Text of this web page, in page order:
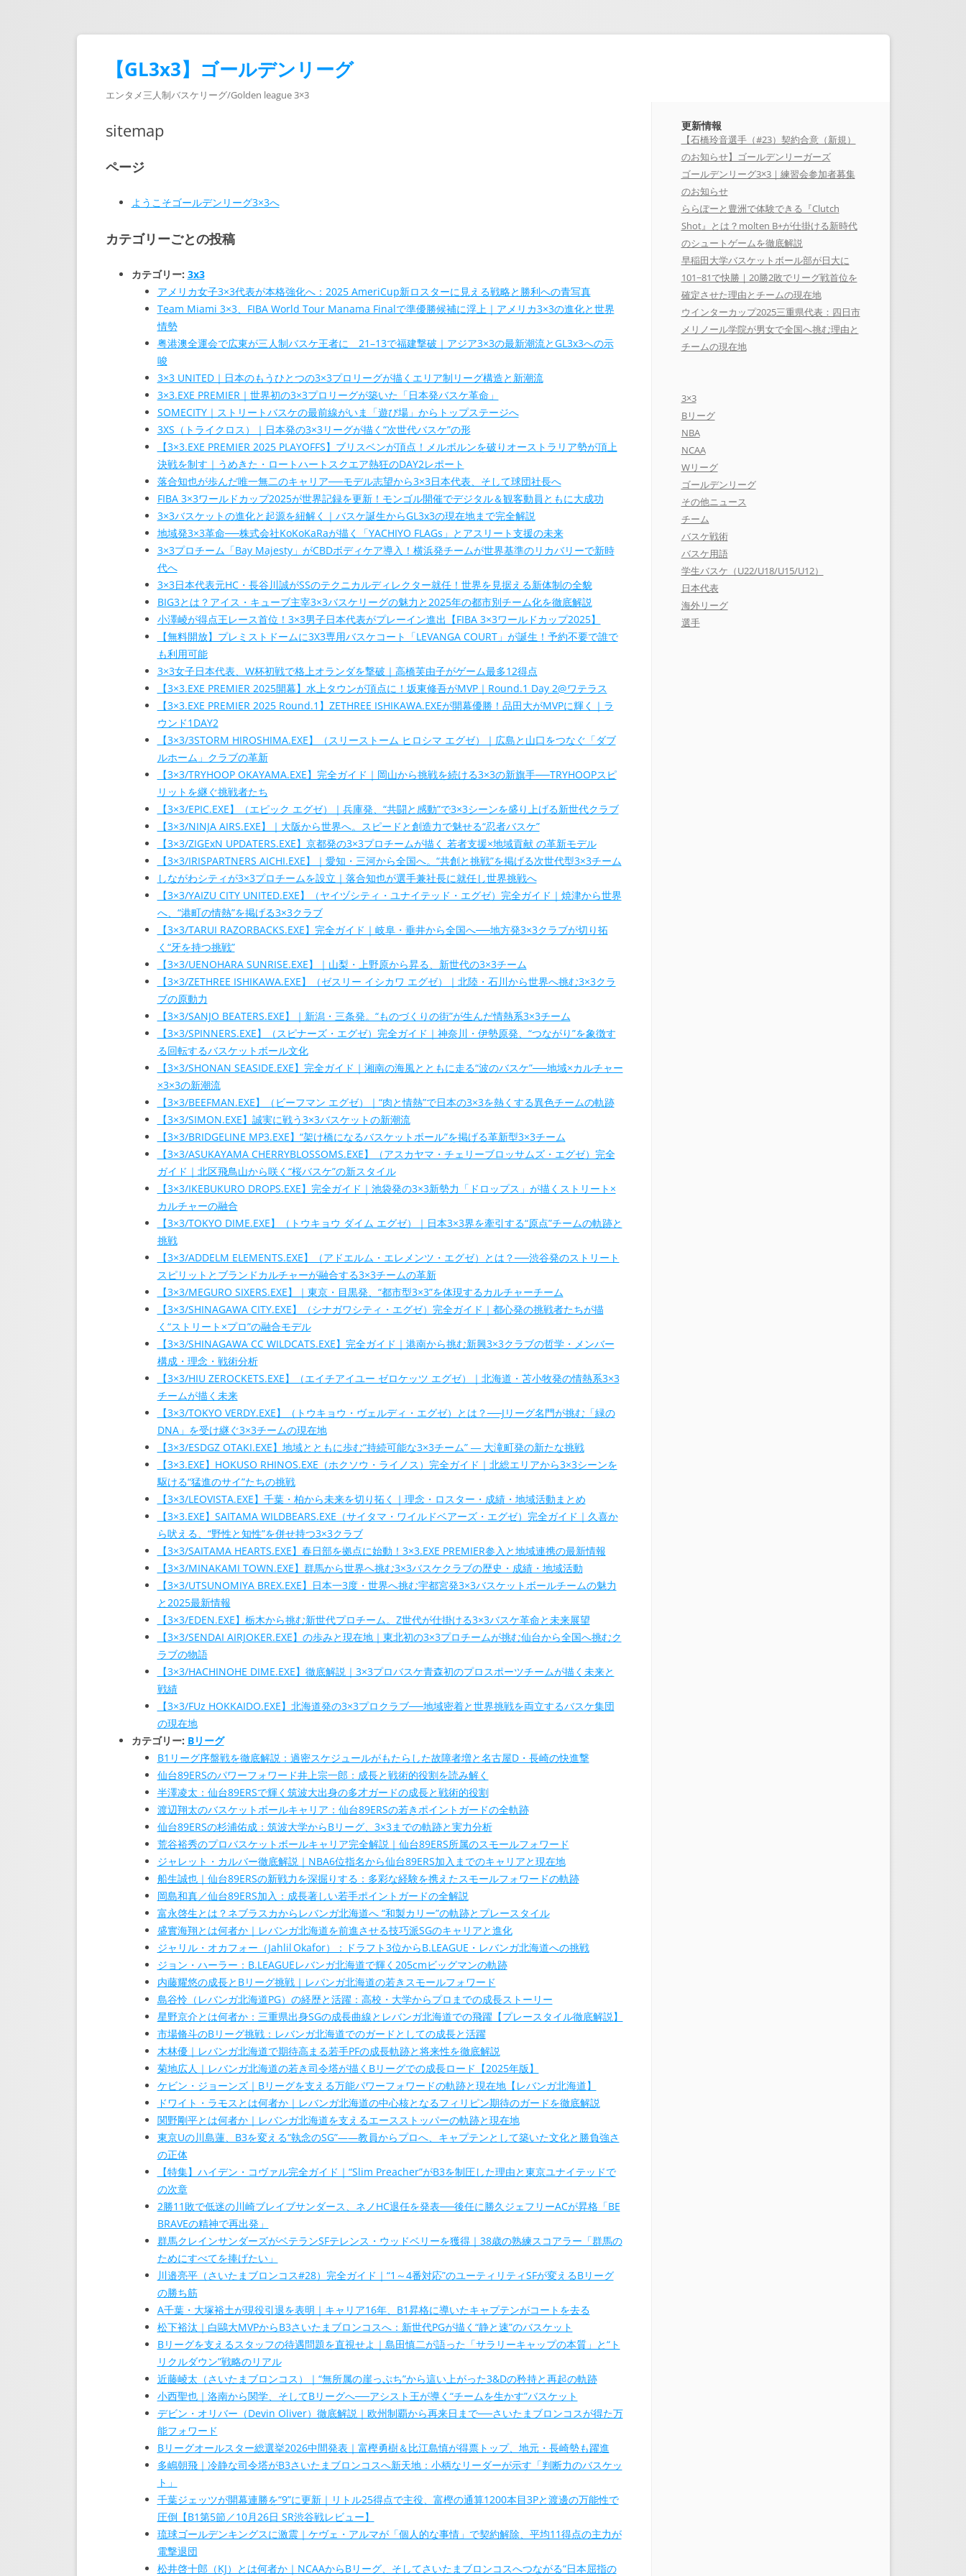
【GL3x3】ゴールデンリーグ
エンタメ三人制バスケリーグ/Golden league 3×3
sitemap
ページ
ようこそゴールデンリーグ3×3へ
カテゴリーごとの投稿
カテゴリー: 3x3
アメリカ女子3×3代表が本格強化へ：2025 AmeriCup新ロスターに見える戦略と勝利への青写真
Team Miami 3×3、FIBA World Tour Manama Finalで準優勝候補に浮上｜アメリカ3×3の進化と世界
情勢
粤港澳全運会で広東が三人制バスケ王者に 21–13で福建撃破｜アジア3×3の最新潮流とGL3x3への示
唆
3×3 UNITED｜日本のもうひとつの3×3プロリーグが描くエリア制リーグ構造と新潮流
3×3.EXE PREMIER｜世界初の3×3プロリーグが築いた「日本発バスケ革命」
SOMECITY｜ストリートバスケの最前線がいま「遊び場」からトップステージへ
3XS（トライクロス）｜日本発の3×3リーグが描く“次世代バスケ”の形
【3×3.EXE PREMIER 2025 PLAYOFFS】ブリスベンが頂点！メルボルンを破りオーストラリア勢が頂上
決戦を制す｜うめきた・ロートハートスクエア熱狂のDAY2レポート
落合知也が歩んだ唯一無二のキャリア──モデル志望から3×3日本代表、そして球団社長へ
FIBA 3×3ワールドカップ2025が世界記録を更新！モンゴル開催でデジタル＆観客動員ともに大成功
3×3バスケットの進化と起源を紐解く｜バスケ誕生からGL3x3の現在地まで完全解説
地域発3×3革命──株式会社KoKoKaRaが描く「YACHIYO FLAGs」とアスリート支援の未来
3×3プロチーム「Bay Majesty」がCBDボディケア導入！横浜発チームが世界基準のリカバリーで新時
代へ
3×3日本代表元HC・長谷川誠がSSのテクニカルディレクター就任！世界を見据える新体制の全貌
BIG3とは？アイス・キューブ主宰3×3バスケリーグの魅力と2025年の都市別チーム化を徹底解説
小澤崚が得点王レース首位！3×3男子日本代表がプレーイン進出【FIBA 3×3ワールドカップ2025】
【無料開放】プレミストドームに3X3専用バスケコート「LEVANGA COURT」が誕生！予約不要で誰で
も利用可能
3×3女子日本代表、W杯初戦で格上オランダを撃破｜高橋芙由子がゲーム最多12得点
【3×3.EXE PREMIER 2025開幕】水上タウンが頂点に！坂東修吾がMVP｜Round.1 Day 2@ワテラス
【3×3.EXE PREMIER 2025 Round.1】ZETHREE ISHIKAWA.EXEが開幕優勝！品田大がMVPに輝く｜ラ
ウンド1DAY2
【3×3/3STORM HIROSHIMA.EXE】（スリーストーム ヒロシマ エグゼ）｜広島と山口をつなぐ「ダブ
ルホーム」クラブの革新
【3×3/TRYHOOP OKAYAMA.EXE】完全ガイド｜岡山から挑戦を続ける3×3の新旗手──TRYHOOPスピ
リットを継ぐ挑戦者たち
【3×3/EPIC.EXE】（エピック エグゼ）｜兵庫発、“共闘と感動”で3×3シーンを盛り上げる新世代クラブ
【3×3/NINJA AIRS.EXE】｜大阪から世界へ。スピードと創造力で魅せる“忍者バスケ”
【3×3/ZIGExN UPDATERS.EXE】京都発の3×3プロチームが描く 若者支援×地域貢献 の革新モデル
【3×3/IRISPARTNERS AICHI.EXE】｜愛知・三河から全国へ。“共創と挑戦”を掲げる次世代型3×3チーム
しながわシティが3×3プロチームを設立｜落合知也が選手兼社長に就任し世界挑戦へ
【3×3/YAIZU CITY UNITED.EXE】（ヤイヅシティ・ユナイテッド・エグゼ）完全ガイド｜焼津から世界
へ、“港町の情熱”を掲げる3×3クラブ
【3×3/TARUI RAZORBACKS.EXE】完全ガイド｜岐阜・垂井から全国へ──地方発3×3クラブが切り拓
く“牙を持つ挑戦”
【3×3/UENOHARA SUNRISE.EXE】｜山梨・上野原から昇る、新世代の3×3チーム
【3×3/ZETHREE ISHIKAWA.EXE】（ゼスリー イシカワ エグゼ）｜北陸・石川から世界へ挑む3×3クラ
ブの原動力
【3×3/SANJO BEATERS.EXE】｜新潟・三条発。“ものづくりの街”が生んだ情熱系3×3チーム
【3×3/SPINNERS.EXE】（スピナーズ・エグゼ）完全ガイド｜神奈川・伊勢原発、“つながり”を象徴す
る回転するバスケットボール文化
【3×3/SHONAN SEASIDE.EXE】完全ガイド｜湘南の海風とともに走る“波のバスケ”──地域×カルチャー
×3×3の新潮流
【3×3/BEEFMAN.EXE】（ビーフマン エグゼ）｜“肉と情熱”で日本の3×3を熱くする異色チームの軌跡
【3×3/SIMON.EXE】誠実に戦う3×3バスケットの新潮流
【3×3/BRIDGELINE MP3.EXE】“架け橋になるバスケットボール”を掲げる革新型3×3チーム
【3×3/ASUKAYAMA CHERRYBLOSSOMS.EXE】（アスカヤマ・チェリーブロッサムズ・エグゼ）完全
ガイド｜北区飛鳥山から咲く“桜バスケ”の新スタイル
【3×3/IKEBUKURO DROPS.EXE】完全ガイド｜池袋発の3×3新勢力「ドロップス」が描くストリート×
カルチャーの融合
【3×3/TOKYO DIME.EXE】（トウキョウ ダイム エグゼ）｜日本3×3界を牽引する“原点”チームの軌跡と
挑戦
【3×3/ADDELM ELEMENTS.EXE】（アドエルム・エレメンツ・エグゼ）とは？──渋谷発のストリート
スピリットとブランドカルチャーが融合する3×3チームの革新
【3×3/MEGURO SIXERS.EXE】｜東京・目黒発、“都市型3×3”を体現するカルチャーチーム
【3×3/SHINAGAWA CITY.EXE】（シナガワシティ・エグゼ）完全ガイド｜都心発の挑戦者たちが描
く“ストリート×プロ”の融合モデル
【3×3/SHINAGAWA CC WILDCATS.EXE】完全ガイド｜港南から挑む新興3×3クラブの哲学・メンバー
構成・理念・戦術分析
【3×3/HIU ZEROCKETS.EXE】（エイチアイユー ゼロケッツ エグゼ）｜北海道・苫小牧発の情熱系3×3
チームが描く未来
【3×3/TOKYO VERDY.EXE】（トウキョウ・ヴェルディ・エグゼ）とは？──Jリーグ名門が挑む「緑の
DNA」を受け継ぐ3×3チームの現在地
【3×3/ESDGZ OTAKI.EXE】地域とともに歩む“持続可能な3×3チーム” ― 大滝町発の新たな挑戦
【3×3.EXE】HOKUSO RHINOS.EXE（ホクソウ・ライノス）完全ガイド｜北総エリアから3×3シーンを
駆ける“猛進のサイ”たちの挑戦
【3×3/LEOVISTA.EXE】千葉・柏から未来を切り拓く｜理念・ロスター・成績・地域活動まとめ
【3×3.EXE】SAITAMA WILDBEARS.EXE（サイタマ・ワイルドベアーズ・エグゼ）完全ガイド｜久喜か
ら吠える、“野性と知性”を併せ持つ3×3クラブ
【3×3/SAITAMA HEARTS.EXE】春日部を拠点に始動！3×3.EXE PREMIER参入と地域連携の最新情報
【3×3/MINAKAMI TOWN.EXE】群馬から世界へ挑む3×3バスケクラブの歴史・成績・地域活動
【3×3/UTSUNOMIYA BREX.EXE】日本一3度・世界へ挑む宇都宮発3×3バスケットボールチームの魅力
と2025最新情報
【3×3/EDEN.EXE】栃木から挑む新世代プロチーム。Z世代が仕掛ける3×3バスケ革命と未来展望
【3×3/SENDAI AIRJOKER.EXE】の歩みと現在地｜東北初の3×3プロチームが挑む仙台から全国へ挑むク
ラブの物語
【3×3/HACHINOHE DIME.EXE】徹底解説｜3×3プロバスケ青森初のプロスポーツチームが描く未来と
戦績
【3×3/FUz HOKKAIDO.EXE】北海道発の3×3プロクラブ──地域密着と世界挑戦を両立するバスケ集団
の現在地
カテゴリー: Bリーグ
B1リーグ序盤戦を徹底解説：過密スケジュールがもたらした故障者増と名古屋D・長崎の快進撃
仙台89ERSのパワーフォワード井上宗一郎：成長と戦術的役割を読み解く
半澤凌太：仙台89ERSで輝く筑波大出身の多才ガードの成長と戦術的役割
渡辺翔太のバスケットボールキャリア：仙台89ERSの若きポイントガードの全軌跡
仙台89ERSの杉浦佑成：筑波大学からBリーグ、3×3までの軌跡と実力分析
荒谷裕秀のプロバスケットボールキャリア完全解説｜仙台89ERS所属のスモールフォワード
ジャレット・カルバー徹底解説｜NBA6位指名から仙台89ERS加入までのキャリアと現在地
船生誠也｜仙台89ERSの新戦力を深掘りする：多彩な経験を携えたスモールフォワードの軌跡
岡島和真／仙台89ERS加入：成長著しい若手ポイントガードの全解説
富永啓生とは？ネブラスカからレバンガ北海道へ “和製カリー”の軌跡とプレースタイル
盛實海翔とは何者か｜レバンガ北海道を前進させる技巧派SGのキャリアと進化
ジャリル・オカフォー（Jahlil Okafor）：ドラフト3位からB.LEAGUE・レバンガ北海道への挑戦
ジョン・ハーラー：B.LEAGUEレバンガ北海道で輝く205cmビッグマンの軌跡
内藤耀悠の成長とBリーグ挑戦｜レバンガ北海道の若きスモールフォワード
島谷怜（レバンガ北海道PG）の経歴と活躍：高校・大学からプロまでの成長ストーリー
星野京介とは何者か：三重県出身SGの成長曲線とレバンガ北海道での飛躍【プレースタイル徹底解説】
市場脩斗のBリーグ挑戦：レバンガ北海道でのガードとしての成長と活躍
木林優｜レバンガ北海道で期待高まる若手PFの成長軌跡と将来性を徹底解説
菊地広人｜レバンガ北海道の若き司令塔が描くBリーグでの成長ロード【2025年版】
ケビン・ジョーンズ｜Bリーグを支える万能パワーフォワードの軌跡と現在地【レバンガ北海道】
ドワイト・ラモスとは何者か｜レバンガ北海道の中心核となるフィリピン期待のガードを徹底解説
関野剛平とは何者か｜レバンガ北海道を支えるエースストッパーの軌跡と現在地
東京Uの川島蓮、B3を変える“執念のSG”——教員からプロへ、キャプテンとして築いた文化と勝負強さ
の正体
【特集】ハイデン・コヴァル完全ガイド｜“Slim Preacher”がB3を制圧した理由と東京ユナイテッドで
の次章
2勝11敗で低迷の川崎ブレイブサンダース、ネノHC退任を発表──後任に勝久ジェフリーACが昇格「BE
BRAVEの精神で再出発」
群馬クレインサンダーズがベテランSFテレンス・ウッドベリーを獲得｜38歳の熟練スコアラー「群馬の
ためにすべてを捧げたい」
川邉亮平（さいたまブロンコス#28）完全ガイド｜“1～4番対応”のユーティリティSFが変えるBリーグ
の勝ち筋
A千葉・大塚裕土が現役引退を表明｜キャリア16年、B1昇格に導いたキャプテンがコートを去る
松下裕汰｜白鷗大MVPからB3さいたまブロンコスへ：新世代PGが描く“静と速”のバスケット
Bリーグを支えるスタッフの待遇問題を直視せよ｜島田慎二が語った「サラリーキャップの本質」と“ト
リクルダウン”戦略のリアル
近藤崚太（さいたまブロンコス）｜“無所属の崖っぷち”から這い上がった3&Dの矜持と再起の軌跡
小西聖也｜洛南から関学、そしてBリーグへ──アシスト王が導く“チームを生かす”バスケット
デビン・オリバー（Devin Oliver）徹底解説｜欧州制覇から再来日まで──さいたまブロンコスが得た万
能フォワード
Bリーグオールスター総選挙2026中間発表｜富樫勇樹＆比江島慎が得票トップ、地元・長崎勢も躍進
多嶋朝飛｜冷静な司令塔がB3さいたまブロンコスへ新天地：小柄なリーダーが示す「判断力のバスケッ
ト」
千葉ジェッツが開幕連勝を“9”に更新｜リトル25得点で主役、富樫の通算1200本目3Pと渡邊の万能性で
圧倒【B1第5節／10月26日 SR渋谷戦レビュー】
琉球ゴールデンキングスに激震｜ケヴェ・アルマが「個人的な事情」で契約解除、平均11得点の主力が
電撃退団
松井啓十郎（KJ）とは何者か｜NCAAからBリーグ、そしてさいたまブロンコスへつながる“日本屈指の
更新情報
【石橋玲音選手（#23）契約合意（新規）
のお知らせ】ゴールデンリーガーズ
ゴールデンリーグ3×3｜練習会参加者募集
のお知らせ
ららぽーと豊洲で体験できる『Clutch
Shot』とは？molten B+が仕掛ける新時代
のシュートゲームを徹底解説
早稲田大学バスケットボール部が日大に
101−81で快勝｜20勝2敗でリーグ戦首位を
確定させた理由とチームの現在地
ウインターカップ2025三重県代表：四日市
メリノール学院が男女で全国へ挑む理由と
チームの現在地
3×3
Bリーグ
NBA
NCAA
Wリーグ
ゴールデンリーグ
その他ニュース
チーム
バスケ戦術
バスケ用語
学生バスケ（U22/U18/U15/U12）
日本代表
海外リーグ
選手